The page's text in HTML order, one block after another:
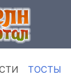
ТОСТЫ